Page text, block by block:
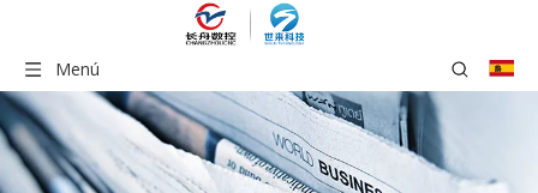
Menú